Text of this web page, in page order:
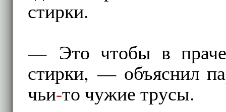
стирки.
— Это чтобы в
стирки, — объяснил
чьи-то чужие трусы.